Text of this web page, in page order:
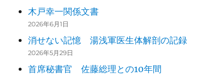
木戸幸一関係文書
2026年6月1日
消せない記憶 湯浅軍医生体解剖の記録
2026年5月29日
首席秘書官 佐藤総理との10年間